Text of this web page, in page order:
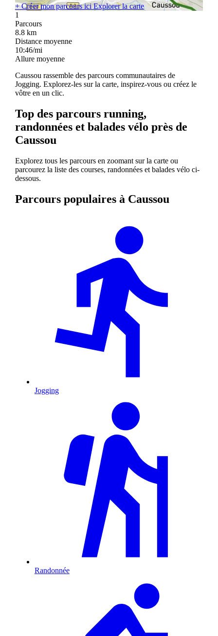
+Créer mon parcours iciExplorer la carte
1
Parcours
8.8 km
Distance moyenne
10:46/mi
Allure moyenne
Caussou rassemble des parcours communautaires de
Jogging. Explorez-les sur la carte, inspirez-vous ou créez le
vôtre en un clic.
Top des parcours running,
randonnées et balades vélo près de
Caussou
Explorez tous les parcours en zoomant sur la carte ou
parcourez la liste des courses, randonnées et balades vélo ci-
dessous.
Parcours populaires à Caussou
Jogging
Randonnée